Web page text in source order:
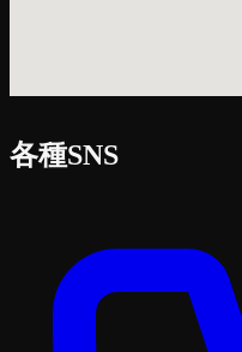
各種SNS